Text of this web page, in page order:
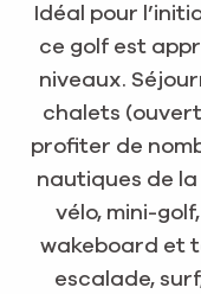
Idéal pour
ce golf est
niveaux.
chalets
profiter de
nautiques de la
vélo, mini-
wakeboard et
escalade,